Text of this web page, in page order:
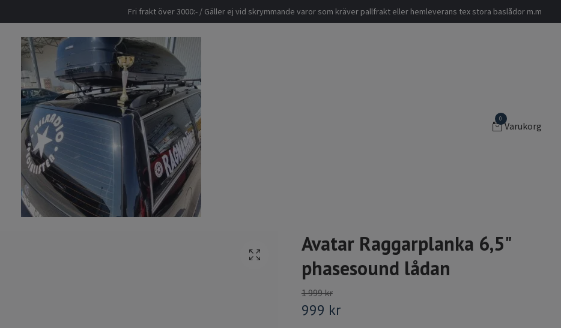
Fri frakt över 3000:- / Gäller ej vid skrymmande varor som kräver pallfrakt eller hemleverans tex stora baslådor m.m
0
Varukorg
Avatar Raggarplanka 6,5"
phasesound lådan
1 999 kr
999 kr